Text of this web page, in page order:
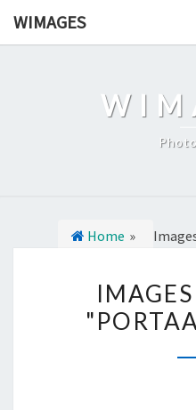
GaWIMAGES
Home »